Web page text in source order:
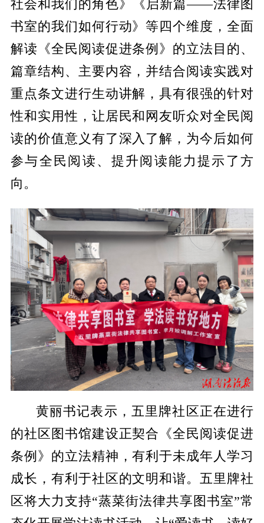
社会和我们的角色》《启新篇——法律图
书室的我们如何行动》等四个维度，全面
解读《全民阅读促进条例》的立法目的、
篇章结构、主要内容，并结合阅读实践对
重点条文进行生动讲解，具有很强的针对
性和实用性，让居民和网友听众对全民阅
读的价值意义有了深入了解，为今后如何
参与全民阅读、提升阅读能力提示了方
向。
黄丽书记表示，五里牌社区正在进行
的社区图书馆建设正契合《全民阅读促进
条例》的立法精神，有利于未成年人学习
成长，有利于社区的文明和谐。五里牌社
区将大力支持“蒸菜街法律共享图书室”常